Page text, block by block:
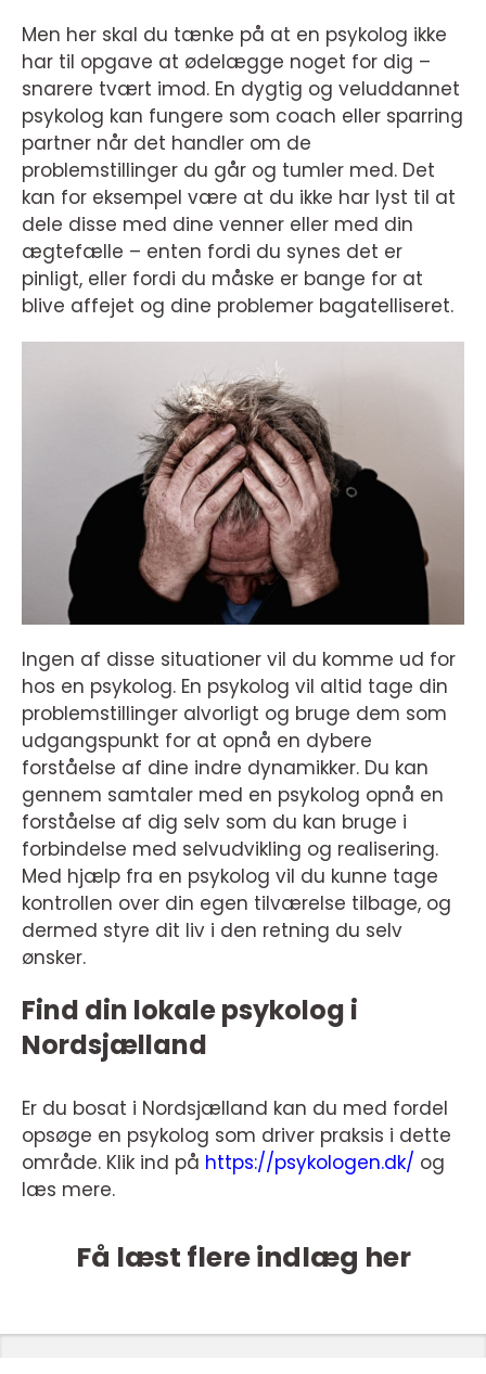
Men her skal du tænke på at en psykolog ikke
har til opgave at ødelægge noget for dig –
snarere tvært imod. En dygtig og veluddannet
psykolog kan fungere som coach eller sparring
partner når det handler om de
problemstillinger du går og tumler med. Det
kan for eksempel være at du ikke har lyst til at
dele disse med dine venner eller med din
ægtefælle – enten fordi du synes det er
pinligt, eller fordi du måske er bange for at
blive affejet og dine problemer bagatelliseret.
Ingen af disse situationer vil du komme ud for
hos en psykolog. En psykolog vil altid tage din
problemstillinger alvorligt og bruge dem som
udgangspunkt for at opnå en dybere
forståelse af dine indre dynamikker. Du kan
gennem samtaler med en psykolog opnå en
forståelse af dig selv som du kan bruge i
forbindelse med selvudvikling og realisering.
Med hjælp fra en psykolog vil du kunne tage
kontrollen over din egen tilværelse tilbage, og
dermed styre dit liv i den retning du selv
ønsker.
Find din lokale psykolog i
Nordsjælland
Er du bosat i Nordsjælland kan du med fordel
opsøge en psykolog som driver praksis i dette
område. Klik ind på https://psykologen.dk/ og
læs mere.
Få læst flere indlæg her